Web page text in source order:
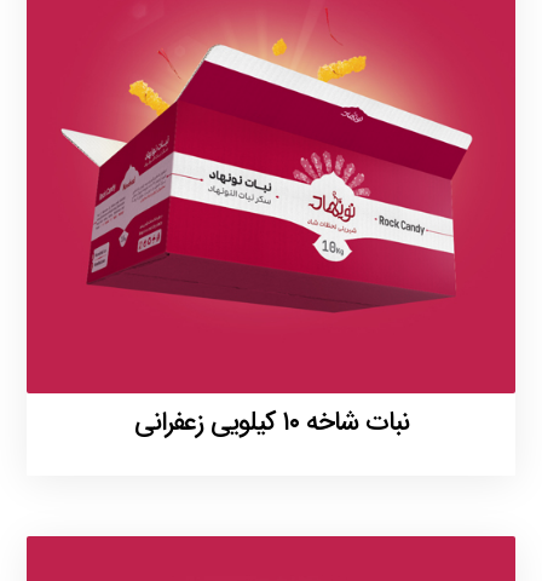
نبات شاخه ۱۰ کیلویی زعفرانی